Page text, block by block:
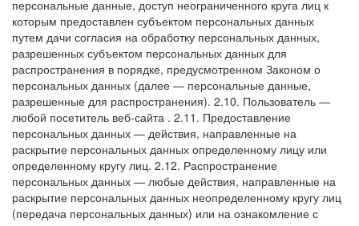
персональные данные, доступ неограниченного круга лиц к
которым предоставлен субъектом персональных данных
путем дачи согласия на обработку персональных данных,
разрешенных субъектом персональных данных для
распространения в порядке, предусмотренном Законом о
персональных данных (далее — персональные данные,
разрешенные для распространения). 2.10. Пользователь —
любой посетитель веб-сайта . 2.11. Предоставление
персональных данных — действия, направленные на
раскрытие персональных данных определенному лицу или
определенному кругу лиц. 2.12. Распространение
персональных данных — любые действия, направленные на
раскрытие персональных данных неопределенному кругу лиц
(передача персональных данных) или на ознакомление с